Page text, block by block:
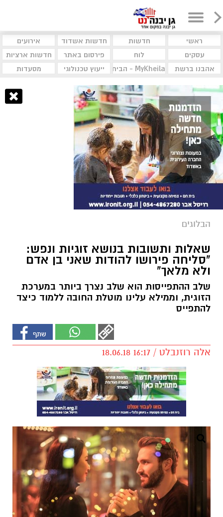
ראשי חדשות חדשות אשדוד
אירועים
עסקים
לוח פירסום באתר
חדשות ארציות
אהבנו ברשת
MyKheila - הבית לעסקים וקהילות ייעוץ טכנולוגי מסעדות
הבלוגים
שאלות ותשובות בנושא זוגיות ונפש:
"סליחה פירושו להודות שאני בן אדם
ולא מלאך"
שלב ההתפייסות הוא שלב נצרך ביותר במערכת
הזוגית, וממילא עלינו מוטלת החובה ללמוד כיצד
להתפייס
אלה רוזנבלט / 16:17 18.06.18